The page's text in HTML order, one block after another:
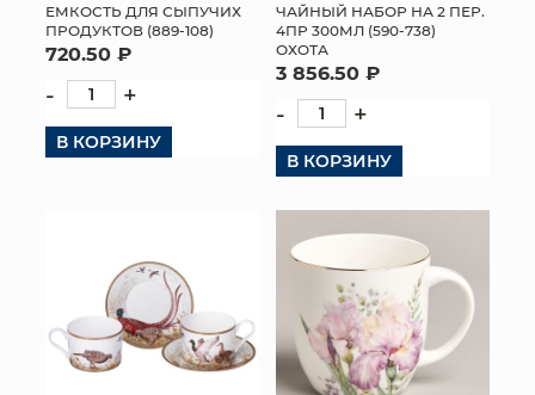
ЕМКОСТЬ ДЛЯ СЫПУЧИХ
ПРОДУКТОВ (889-108)
720.50 ₽
- +
В КОРЗИНУ
ЧАЙНЫЙ НАБОР НА 2 ПЕР.
4ПР 300МЛ (590-738)
ОХОТА
3 856.50 ₽
- +
В КОРЗИНУ